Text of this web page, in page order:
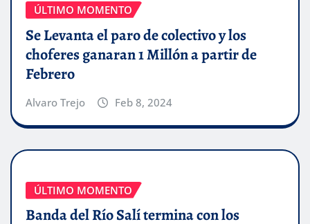
ÚLTIMO MOMENTO
Se Levanta el paro de colectivo y los
choferes ganaran 1 Millón a partir de
Febrero
Alvaro Trejo Feb 8, 2024
ÚLTIMO MOMENTO
Banda del Río Salí termina con los